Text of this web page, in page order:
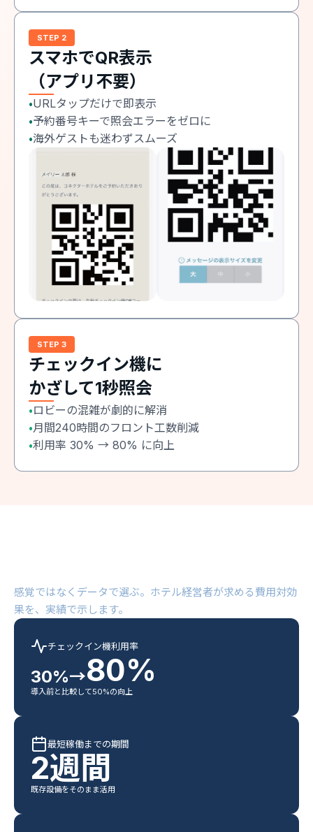
STEP 2
スマホでQR表示
（アプリ不要）
•URLタップだけで即表示
•予約番号キーで照会エラーをゼロに
•海外ゲストも迷わずスムーズ
STEP 3
チェックイン機に
かざして1秒照会
•ロビーの混雑が劇的に解消
•月間240時間のフロント工数削減
•利用率 30% → 80% に向上
感覚ではなくデータで選ぶ。ホテル経営者が求める費用対効
果を、実績で示します。
チェックイン機利用率
30%→80%
導入前と比較して50%の向上
最短稼働までの期間
2週間
既存設備をそのまま活用